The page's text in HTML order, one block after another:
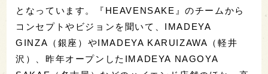
となっています。『HEAVENSAKE』のチームから
コンセプトやビジョンを聞いて、IMADEYA
GINZA（銀座）やIMADEYA KARUIZAWA（軽井
沢）、昨年オープンしたIMADEYA NAGOYA